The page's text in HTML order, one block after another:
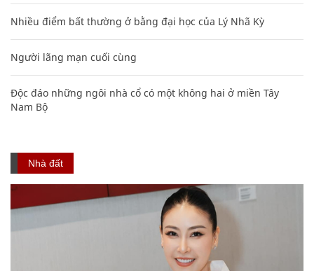
Nhiều điểm bất thường ở bằng đại học của Lý Nhã Kỳ
Người lãng mạn cuối cùng
Độc đáo những ngôi nhà cổ có một không hai ở miền Tây
Nam Bộ
Nhà đất